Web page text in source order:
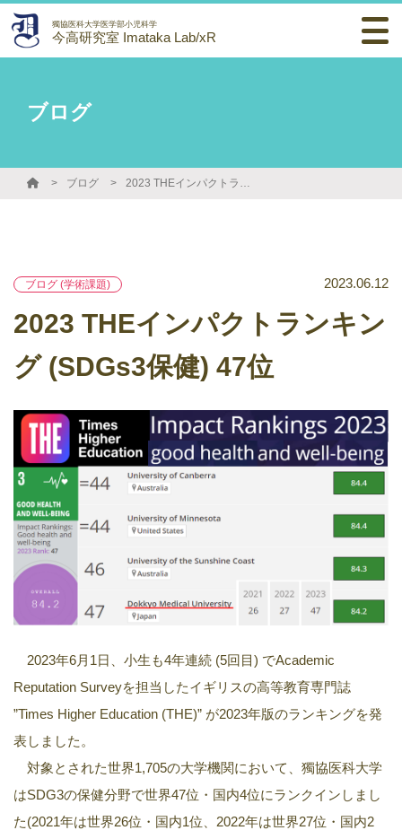
獨協医科大学医学部小児科学
今高研究室 Imataka Lab/xR
ブログ
ブログ 2023 THEインパクトランキング (SDGs3保健) 47位
ブログ (学術課題) 2023.06.12
2023 THEインパクトランキン
グ (SDGs3保健) 47位
2023年6月1日、小生も4年連続 (5回目) でAcademic
Reputation Surveyを担当したイギリスの高等教育専門誌
”Times Higher Education (THE)” が2023年版のランキングを発
表しました。
対象とされた世界1,705の大学機関において、獨協医科大学
はSDG3の保健分野で世界47位・国内4位にランクインしまし
た(2021年は世界26位・国内1位、2022年は世界27位・国内2